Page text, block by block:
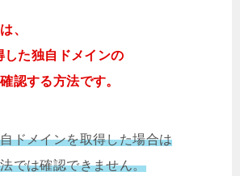
、
た独自ドメインの
認する方法です。
ドメインを取得した場合は
では確認できません。